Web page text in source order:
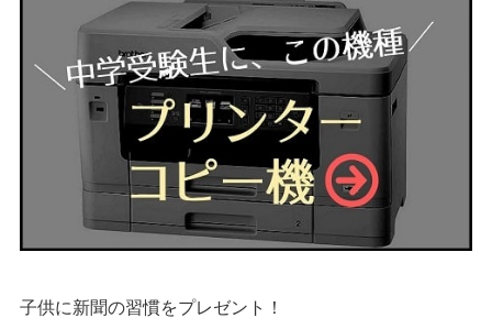
子供に新聞の習慣をプレゼント！